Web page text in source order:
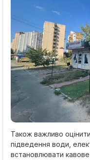
Також важливо
підведення води,
встановлювати